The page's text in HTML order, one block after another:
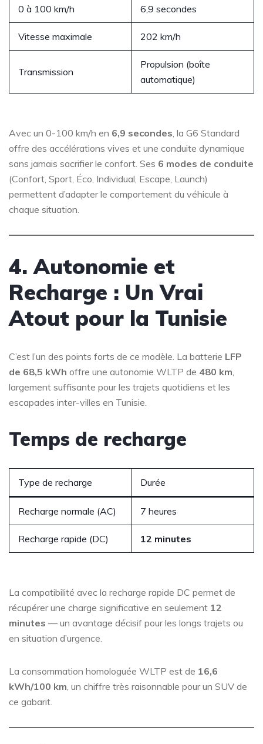
0 à 100 km/h 6,9 secondes
Vitesse maximale 202 km/h
Transmission
Propulsion (boîte
automatique)
Avec un 0-100 km/h en 6,9 secondes , la G6 Standard
offre des accélérations vives et une conduite dynamique
sans jamais sacrifier le confort. Ses 6 modes de conduite
(Confort, Sport, Éco, Individual, Escape, Launch)
permettent d’adapter le comportement du véhicule à
chaque situation.
4. Autonomie et
Recharge : Un Vrai
Atout pour la Tunisie
C’est l’un des points forts de ce modèle. La batterie LFP
de 68,5 kWh offre une autonomie WLTP de 480 km
largement suffisante pour les trajets quotidiens et les
escapades inter-villes en Tunisie.
Temps de recharge
Type de recharge Durée
Recharge normale (AC) 7 heures
Recharge rapide (DC) 12 minutes
La compatibilité avec la recharge rapide DC permet de
récupérer une charge significative en seulement 12
minutes — un avantage décisif pour les longs trajets ou
en situation d’urgence.
La consommation homologuée WLTP est de 16,6
kWh/100 km , un chiffre très raisonnable pour un SUV de
ce gabarit.